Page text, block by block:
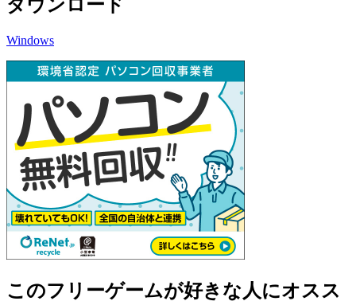
ダウンロード
Windows
このフリーゲームが好きな人にオスス